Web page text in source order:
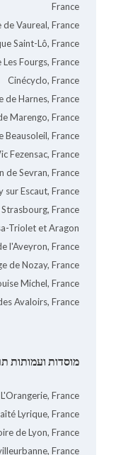
France
de Vaureal, France
Saint-Lô, France
Fourgs, France
Cinécyclo, France
de Harnes, France
Marengo, France
Beausoleil, France
Fezensac, France
de Sevran, France
Escaut, France
France
Triolet et Aragon
l'Aveyron, France
de Nozay, France
Michel, France
Avaloirs, France
מוסדות ועמותות
France
Lyrique, France
de Lyon, France
France